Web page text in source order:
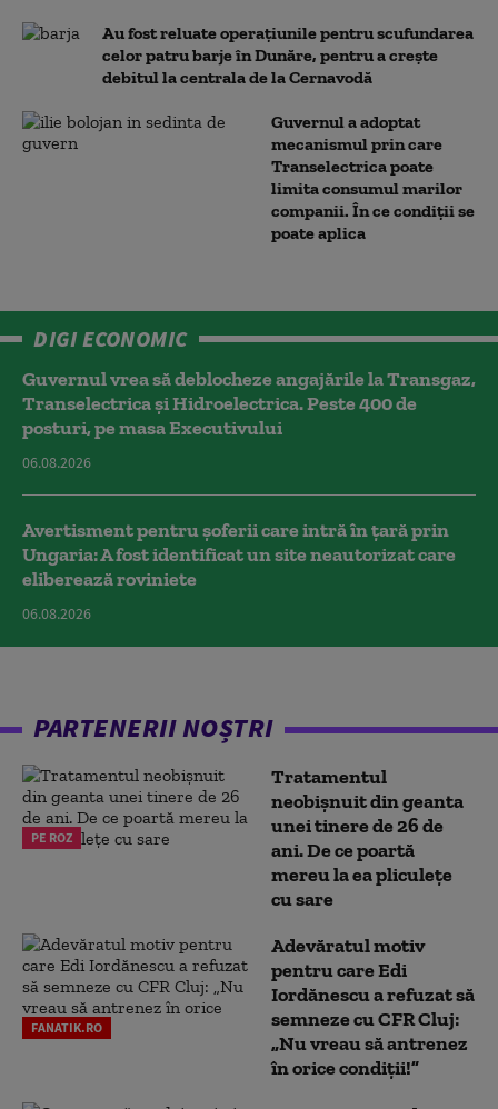
Au fost reluate operațiunile pentru scufundarea
celor patru barje în Dunăre, pentru a crește
debitul la centrala de la Cernavodă
Guvernul a adoptat
mecanismul prin care
Transelectrica poate
limita consumul marilor
companii. În ce condiții se
poate aplica
DIGI ECONOMIC
Guvernul vrea să deblocheze angajările la Transgaz,
Transelectrica și Hidroelectrica. Peste 400 de
posturi, pe masa Executivului
06.08.2026
Avertisment pentru șoferii care intră în țară prin
Ungaria: A fost identificat un site neautorizat care
eliberează roviniete
06.08.2026
PARTENERII NOȘTRI
PE ROZ
Tratamentul
neobișnuit din geanta
unei tinere de 26 de
ani. De ce poartă
mereu la ea pliculețe
cu sare
FANATIK.RO
Adevăratul motiv
pentru care Edi
Iordănescu a refuzat să
semneze cu CFR Cluj:
„Nu vreau să antrenez
în orice condiții!”